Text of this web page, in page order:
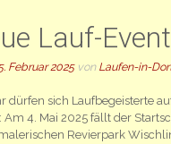
Lauf-
Februar 2025von Laufen-in-
dürfen sich Laufbegeisterte
4. Mai 2025 fällt der
Revierpark